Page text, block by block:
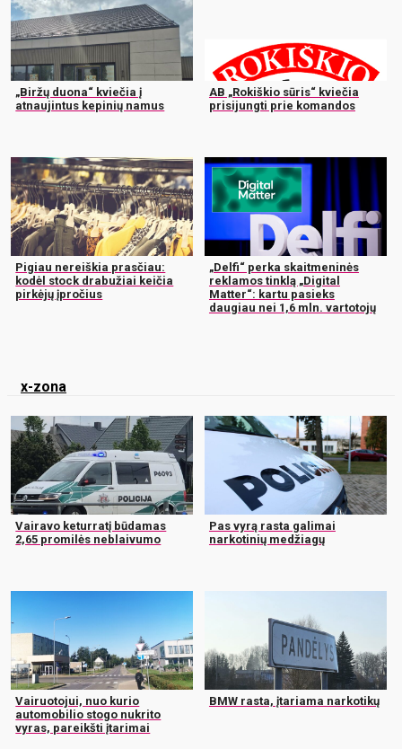
„Biržų duona“ kviečia į
atnaujintus kepinių namus
AB „Rokiškio sūris“ kviečia
prisijungti prie komandos
Pigiau nereiškia prasčiau:
kodėl stock drabužiai keičia
pirkėjų įpročius
„Delfi“ perka skaitmeninės
reklamos tinklą „Digital
Matter“: kartu pasieks
daugiau nei 1,6 mln. vartotojų
x-zona
Vairavo keturratį būdamas
2,65 promilės neblaivumo
Pas vyrą rasta galimai
narkotinių medžiagų
Vairuotojui, nuo kurio
automobilio stogo nukrito
vyras, pareikšti įtarimai
BMW rasta, įtariama narkotikų